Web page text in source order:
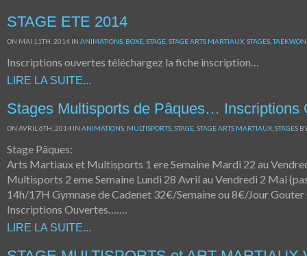
STAGE ETE 2014
ON MAI 11TH, 2014 IN ANIMATIONS BOXE STAGE STAGE ARTS MARTIAUX STAGES ,
Inscriptions ouvertes téléchargez la fiche inscription…
LIRE LA SUITE...
Stages Multisports de Pâques… Inscriptions
ON AVRIL 6TH, 2014 IN ANIMATIONS MULTISPORTS STAGE STAGE ARTS MARTIAUX STAGES
Stage Pâques:
Arts Martiaux et Multisports 1 ere Semaine Mardi 22 au
Multisports 2 eme Semaine Lundi 28 Avril au Vendredi 2 Mai
14h/17H Gymnase de Cadenet 32€/Semaine ou 8€/Jour
Inscriptions Ouvertes…….
LIRE LA SUITE...